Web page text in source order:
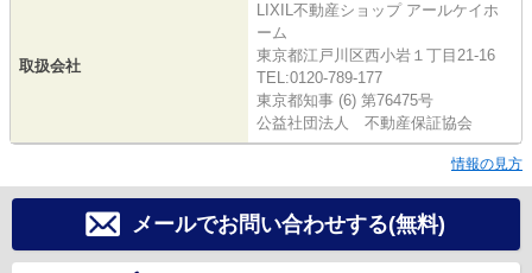
取扱会社
LIXIL不動産ショップ アールケイホ
ーム
東京都江戸川区西小岩１丁目21-16
TEL:0120-789-177
東京都知事 (6) 第76475号
公益社団法人 不動産保証協会
情報の見方
メールでお問い合わせする(無料)